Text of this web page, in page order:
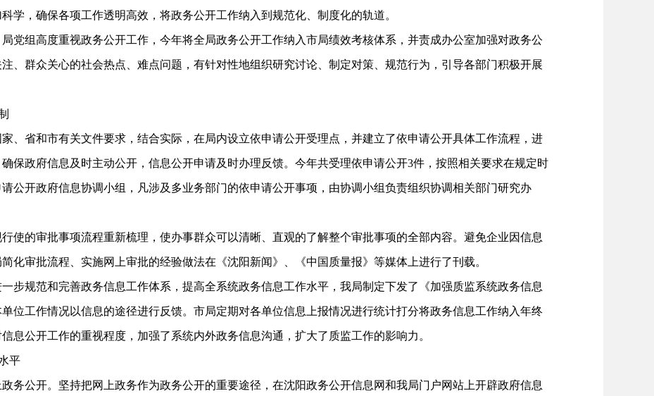
学，确保各项工作透明高效，将政务公开工作纳入到规范化、制度化的轨道。
组高度重视政务公开工作，今年将全局政务公开工作纳入市局绩效考核体系，并责成办公室加强对政务公
、群众关心的社会热点、难点问题，有针对性地组织研究讨论、制定对策、规范行为，引导各部门积极开展
省和市有关文件要求，结合实际，在局内设立依申请公开受理点，并建立了依申请公开具体工作流程，进
保政府信息及时主动公开，信息公开申请及时办理反馈。今年共受理依申请公开3件，按照相关要求在规定时
公开政府信息协调小组，凡涉及多业务部门的依申请公开事项，由协调小组负责组织协调相关部门研究办
的审批事项流程重新梳理，使办事群众可以清晰、直观的了解整个审批事项的全部内容。避免企业因信息
化审批流程、实施网上审批的经验做法在《沈阳新闻》、《中国质量报》等媒体上进行了刊载。
规范和完善政务信息工作体系，提高全系统政务信息工作水平，我局制定下发了《加强质监系统政务信息
位工作情况以信息的途径进行反馈。市局定期对各单位信息上报情况进行统计打分将政务信息工作纳入年终
息公开工作的重视程度，加强了系统内外政务信息沟通，扩大了质监工作的影响力。
平
公开。坚持把网上政务作为政务公开的重要途径，在沈阳政务公开信息网和我局门户网站上开辟政府信息